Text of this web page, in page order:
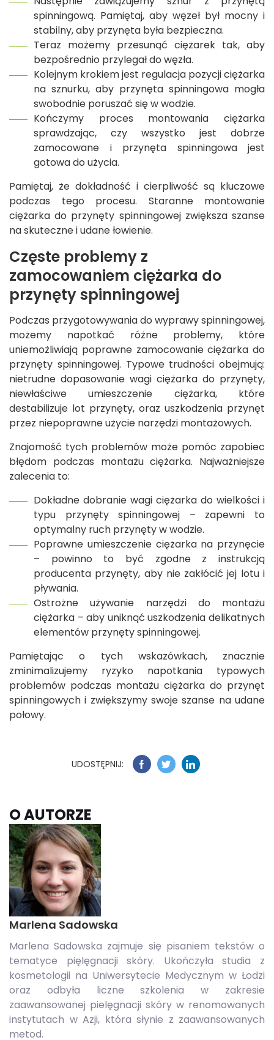
spinningową. Pamiętaj, aby węzeł był mocny i
stabilny, aby przynęta była bezpieczna.
Teraz możemy przesunąć ciężarek tak, aby
bezpośrednio przylegał do węzła.
Kolejnym krokiem jest regulacja pozycji ciężarka
na sznurku, aby przynęta spinningowa mogła
swobodnie poruszać się w wodzie.
Kończymy proces montowania ciężarka
sprawdzając, czy wszystko jest dobrze
zamocowane i przynęta spinningowa jest
gotowa do użycia.
Pamiętaj, że dokładność i cierpliwość są kluczowe
podczas tego procesu. Staranne montowanie
ciężarka do przynęty spinningowej zwiększa szanse
na skuteczne i udane łowienie.
Częste problemy z
zamocowaniem ciężarka do
przynęty spinningowej
Podczas przygotowywania do wyprawy spinningowej,
możemy napotkać różne problemy, które
uniemożliwiają poprawne zamocowanie ciężarka do
przynęty spinningowej. Typowe trudności obejmują:
nietrudne dopasowanie wagi ciężarka do przynęty,
niewłaściwe umieszczenie ciężarka, które
destabilizuje lot przynęty, oraz uszkodzenia przynęt
przez niepoprawne użycie narzędzi montażowych.
Znajomość tych problemów może pomóc zapobiec
błędom podczas montażu ciężarka. Najważniejsze
zalecenia to:
Dokładne dobranie wagi ciężarka do wielkości i
typu przynęty spinningowej – zapewni to
optymalny ruch przynęty w wodzie.
Poprawne umieszczenie ciężarka na przynęcie
– powinno to być zgodne z instrukcją
producenta przynęty, aby nie zakłócić jej lotu i
pływania.
Ostrożne używanie narzędzi do montażu
ciężarka – aby uniknąć uszkodzenia delikatnych
elementów przynęty spinningowej.
Pamiętając o tych wskazówkach, znacznie
zminimalizujemy ryzyko napotkania typowych
problemów podczas montażu ciężarka do przynęt
spinningowych i zwiększymy swoje szanse na udane
połowy.
UDOSTĘPNIJ:
O AUTORZE
Marlena Sadowska
Marlena Sadowska zajmuje się pisaniem tekstów o
tematyce pięlęgnacji skóry. Ukończyła studia z
kosmetologii na Uniwersytecie Medycznym w Łodzi
oraz odbyła liczne szkolenia w zakresie
zaawansowanej pielęgnacji skóry w renomowanych
instytutach w Azji, która słynie z zaawansowanych
metod.